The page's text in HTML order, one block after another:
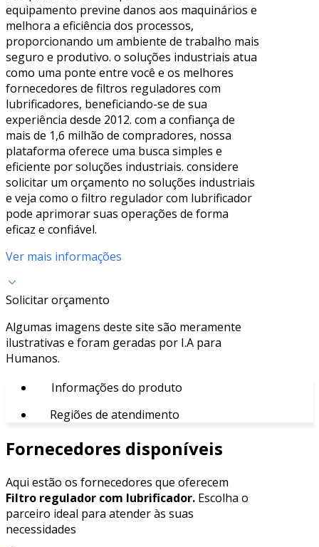
equipamento previne danos aos maquinários e
melhora a eficiência dos processos,
proporcionando um ambiente de trabalho mais
seguro e produtivo. o soluções industriais atua
como uma ponte entre você e os melhores
fornecedores de filtros reguladores com
lubrificadores, beneficiando-se de sua
experiência desde 2012. com a confiança de
mais de 1,6 milhão de compradores, nossa
plataforma oferece uma busca simples e
eficiente por soluções industriais. considere
solicitar um orçamento no soluções industriais
e veja como o filtro regulador com lubrificador
pode aprimorar suas operações de forma
eficaz e confiável.
Ver mais informações
Solicitar orçamento
Algumas imagens deste site são meramente
ilustrativas e foram geradas por I.A para
Humanos.
Informações do produto
Regiões de atendimento
Fornecedores disponíveis
Aqui estão os fornecedores que oferecem
Filtro regulador com lubrificador. Escolha o
parceiro ideal para atender às suas
necessidades